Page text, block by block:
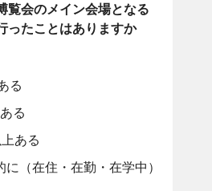
覧会のメイン会場となる
ったことはありますか
る
る
ある
に（在住・在勤・在学中）